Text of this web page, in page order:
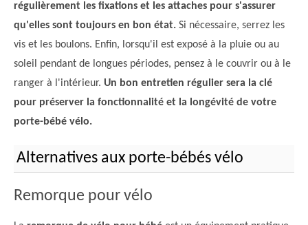
régulièrement les fixations et les attaches pour s'assurer
qu'elles sont toujours en bon état. Si nécessaire, serrez les
vis et les boulons. Enfin, lorsqu'il est exposé à la pluie ou au
soleil pendant de longues périodes, pensez à le couvrir ou à le
ranger à l'intérieur. Un bon entretien régulier sera la clé
pour préserver la fonctionnalité et la longévité de votre
porte-bébé vélo.
Alternatives aux porte-bébés vélo
Remorque pour vélo